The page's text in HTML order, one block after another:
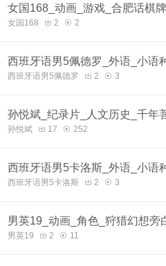
女国168_动画_游戏_合肥话棋牌
女国168 2 2
西班牙语男5佩德罗_外语_小语
西班牙语男5佩德罗 2 3
孙悦斌_纪录片_人文历史_千年
孙悦斌 17 252
西班牙语男5卡洛斯_外语_小语
西班牙语男5卡洛斯 2 3
男英19_动画_角色_狩猎幻想旁
男英19 2 11